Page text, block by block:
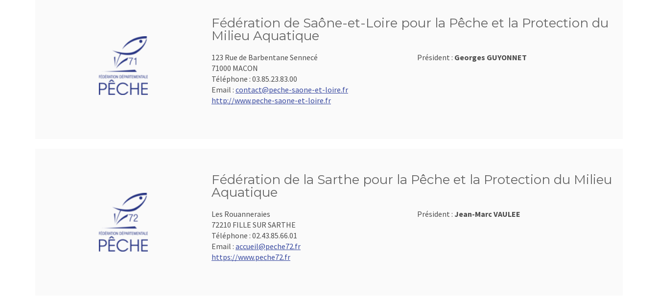
Fédération de Saône-et-Loire pour la Pêche et la Protection du
Milieu Aquatique
123 Rue de Barbentane Sennecé
71000 MACON
Téléphone : 03.85.23.83.00
Email : contact@peche-saone-et-loire.fr
http://www.peche-saone-et-loire.fr
Président : Georges GUYONNET
Fédération de la Sarthe pour la Pêche et la Protection du Milieu
Aquatique
Les Rouanneraies
72210 FILLE SUR SARTHE
Téléphone : 02.43.85.66.01
Email : accueil@peche72.fr
https://www.peche72.fr
Président : Jean-Marc VAULEE